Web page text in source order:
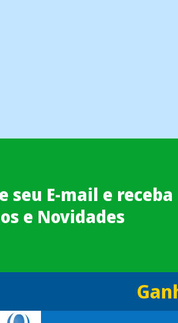
seu E-mail e receba
e Novidades